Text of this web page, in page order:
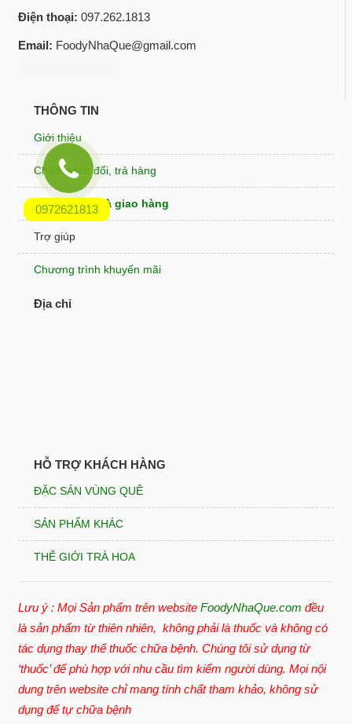
0972621813
Điện thoại: 097.262.1813
Email: FoodyNhaQue@gmail.com
THÔNG TIN
Giới thiệu
Chính sách đổi, trả hàng
Thanh toán và giao hàng
Trợ giúp
Chương trình khuyến mãi
Địa chỉ
HỖ TRỢ KHÁCH HÀNG
ĐẶC SẢN VÙNG QUÊ
SẢN PHẨM KHÁC
THẾ GIỚI TRÀ HOA
Lưu ý : Mọi Sản phẩm trên website FoodyNhaQue.com đều
là sản phẩm từ thiên nhiên, không phải là thuốc và không có
tác dụng thay thế thuốc chữa bệnh. Chúng tôi sử dụng từ
‘thuốc’ để phù hợp với nhu cầu tìm kiếm người dùng. Mọi nội
dung trên website chỉ mang tính chất tham khảo, không sử
dụng để tự chữa bệnh